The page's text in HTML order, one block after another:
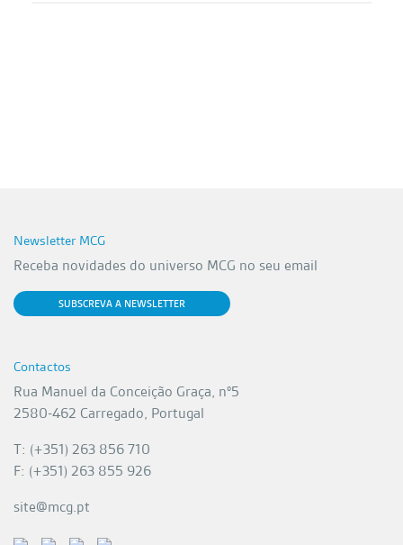
Newsletter MCG
Receba novidades do universo MCG no seu email
SUBSCREVA A NEWSLETTER
Contactos
Rua Manuel da Conceição Graça, nº5
2580-462 Carregado, Portugal
T: (+351) 263 856 710
F: (+351) 263 855 926
site@mcg.pt